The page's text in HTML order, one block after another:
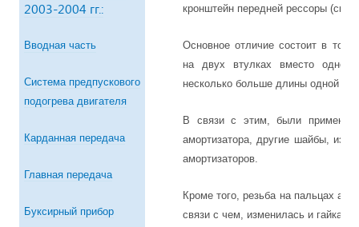
2003-2004 гг.:
Вводная часть
Система предпускового
подогрева двигателя
Карданная передача
Главная передача
Буксирный прибор
кронштейн передней рессоры (см.
Основное отличие состоит в том,
на двух втулках вместо
несколько больше длины одной
В связи с этим, были
амортизатора, другие шайбы,
амортизаторов.
Кроме того, резьба на пальцах
связи с чем, изменилась и гайка